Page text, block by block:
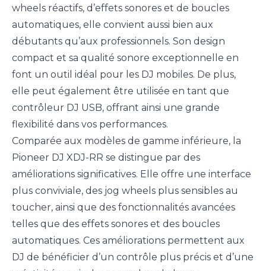
wheels réactifs, d’effets sonores et de boucles
automatiques, elle convient aussi bien aux
débutants qu’aux professionnels. Son design
compact et sa qualité sonore exceptionnelle en
font un outil idéal pour les DJ mobiles. De plus,
elle peut également être utilisée en tant que
contrôleur DJ USB, offrant ainsi une grande
flexibilité dans vos performances.
Comparée aux modèles de gamme inférieure, la
Pioneer DJ XDJ-RR se distingue par des
améliorations significatives. Elle offre une interface
plus conviviale, des jog wheels plus sensibles au
toucher, ainsi que des fonctionnalités avancées
telles que des effets sonores et des boucles
automatiques. Ces améliorations permettent aux
DJ de bénéficier d’un contrôle plus précis et d’une